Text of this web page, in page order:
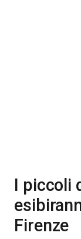
I piccoli
Firenze